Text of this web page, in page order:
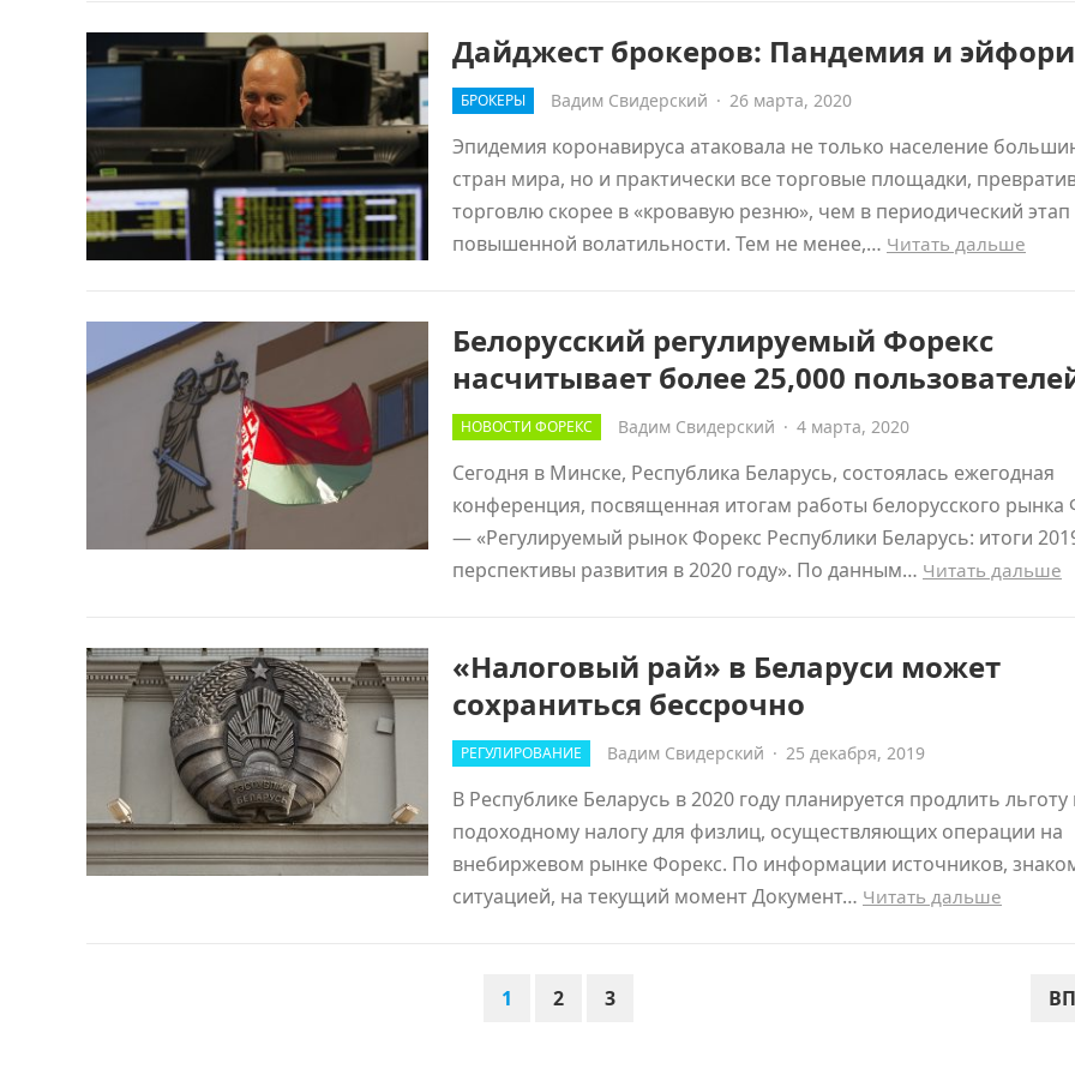
Дайджест брокеров: Пандемия и
БРОКЕРЫ Вадим Свидерский · 26 марта, 2020
Эпидемия коронавируса атаковала не только население
стран мира, но и практически все торговые площадки,
торговлю скорее в «кровавую резню», чем в периодический этап
повышенной волатильности. Тем не менее,… Читать дальше
Белорусский регулируемый Форекс
насчитывает более 25,000
НОВОСТИ ФОРЕКС Вадим Свидерский · 4 марта, 2020
Сегодня в Минске, Республика Беларусь, состоялась ежегодная
конференция, посвященная итогам работы белорусского рынка
— «Регулируемый рынок Форекс Республики Беларусь: итоги
перспективы развития в 2020 году». По данным… Читать дальше
«Налоговый рай» в Беларуси может
сохраниться бессрочно
РЕГУЛИРОВАНИЕ Вадим Свидерский · 25 декабря, 2019
В Республике Беларусь в 2020 году планируется продлить льготу
подоходному налогу для физлиц, осуществляющих операции на
внебиржевом рынке Форекс. По информации источников,
ситуацией, на текущий момент Документ… Читать дальше
1 2 3